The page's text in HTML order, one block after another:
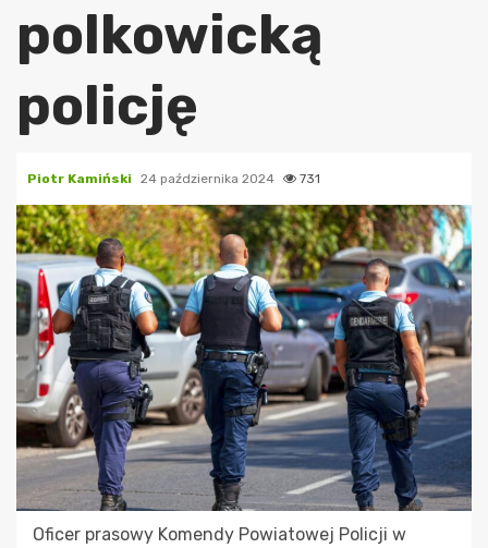
polkowicką
policję
Piotr Kamiński 24 października 2024 731
Oficer prasowy Komendy Powiatowej Policji w